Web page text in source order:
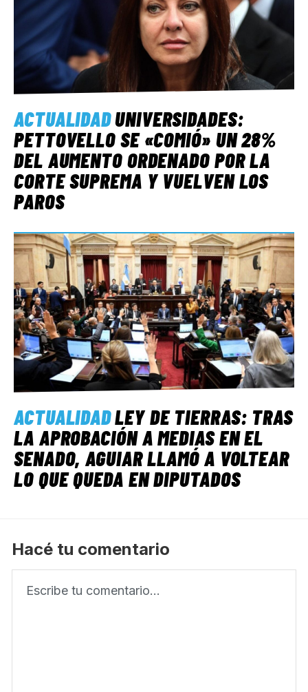
ACTUALIDADUNIVERSIDADES:
PETTOVELLO SE «COMIÓ» UN 28%
DEL AUMENTO ORDENADO POR LA
CORTE SUPREMA Y VUELVEN LOS
PAROS
ACTUALIDADLEY DE TIERRAS: TRAS
LA APROBACIÓN A MEDIAS EN EL
SENADO, AGUIAR LLAMÓ A VOLTEAR
LO QUE QUEDA EN DIPUTADOS
Hacé tu comentario